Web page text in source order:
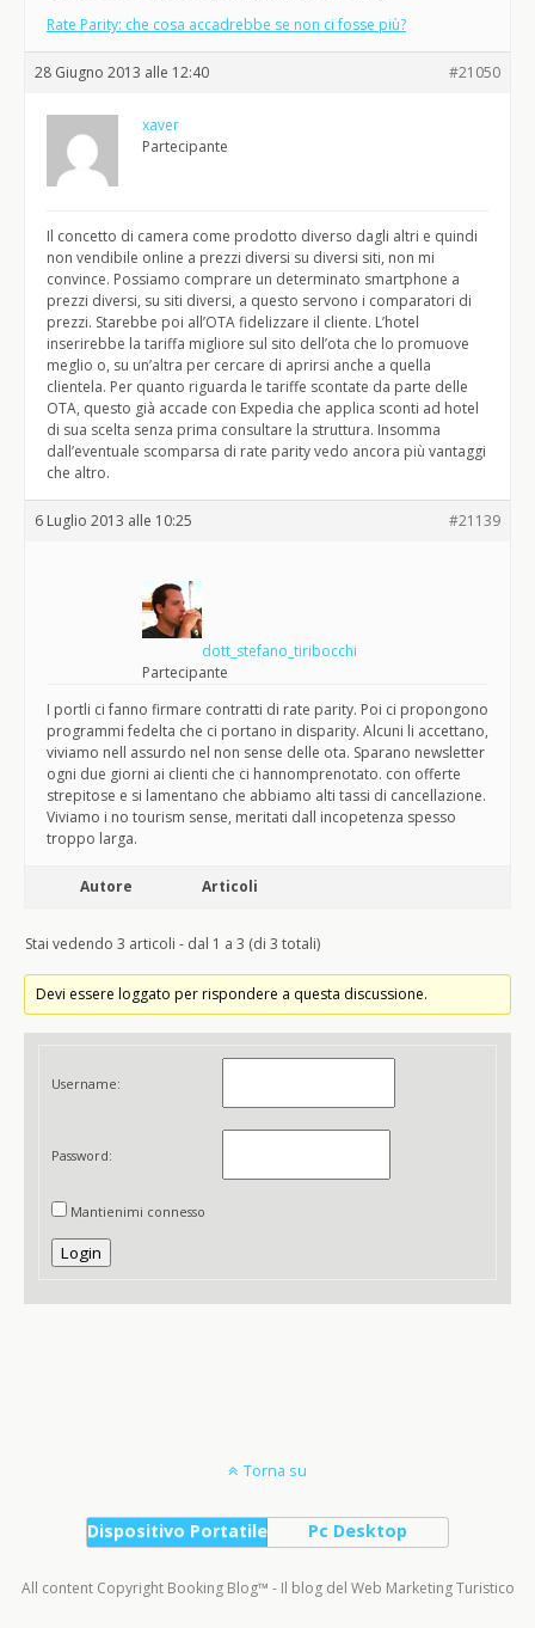
Rate Parity: che cosa accadrebbe se non ci fosse più?
28 Giugno 2013 alle 12:40 #21050
xaver
Partecipante
Il concetto di camera come prodotto diverso dagli altri e quindi
non vendibile online a prezzi diversi su diversi siti, non mi
convince. Possiamo comprare un determinato smartphone a
prezzi diversi, su siti diversi, a questo servono i comparatori di
prezzi. Starebbe poi all’OTA fidelizzare il cliente. L’hotel
inserirebbe la tariffa migliore sul sito dell’ota che lo promuove
meglio o, su un’altra per cercare di aprirsi anche a quella
clientela. Per quanto riguarda le tariffe scontate da parte delle
OTA, questo già accade con Expedia che applica sconti ad hotel
di sua scelta senza prima consultare la struttura. Insomma
dall’eventuale scomparsa di rate parity vedo ancora più vantaggi
che altro.
6 Luglio 2013 alle 10:25 #21139
dott_stefano_tiribocchi
Partecipante
I portli ci fanno firmare contratti di rate parity. Poi ci propongono
programmi fedelta che ci portano in disparity. Alcuni li accettano,
viviamo nell assurdo nel non sense delle ota. Sparano newsletter
ogni due giorni ai clienti che ci hannomprenotato. con offerte
strepitose e si lamentano che abbiamo alti tassi di cancellazione.
Viviamo i no tourism sense, meritati dall incopetenza spesso
troppo larga.
Autore Articoli
Stai vedendo 3 articoli - dal 1 a 3 (di 3 totali)
Devi essere loggato per rispondere a questa discussione.
Username:
Password:
Mantienimi connesso
Login
Torna su
Dispositivo Portatile Pc Desktop
All content Copyright Booking Blog™ - Il blog del Web Marketing Turistico